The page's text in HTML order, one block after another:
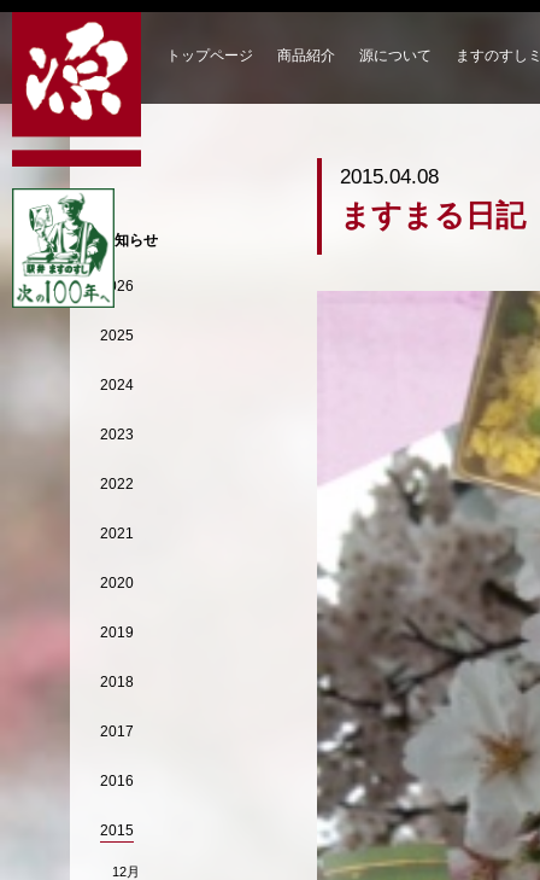
トップページ 商品紹介 源について ますのすし
2015.04.08
ますまる日記
お知らせ
2026
2025
2024
2023
2022
2021
2020
2019
2018
2017
2016
2015
12月